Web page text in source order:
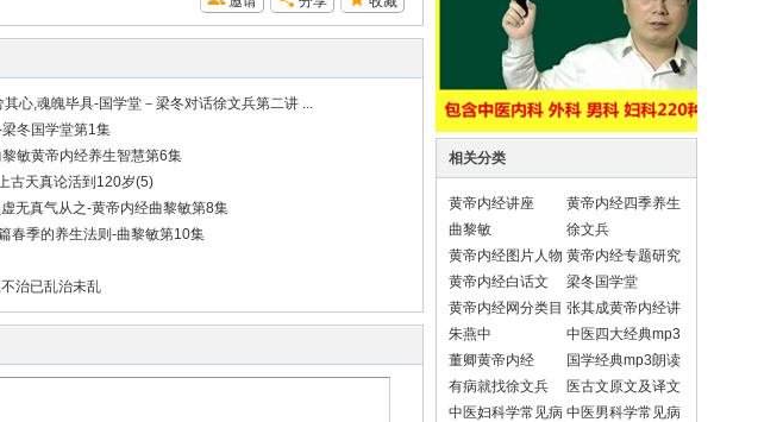
心,魂魄毕具-国学堂－梁冬对话徐文兵第二讲 ...
冬国学堂第1集
敏黄帝内经养生智慧第6集
古天真论活到120岁(5)
无真气从之-黄帝内经曲黎敏第8集
春季的养生法则-曲黎敏第10集
治已乱治未乱
相关分类
黄帝内经讲座
黄帝内经四季养生
法
曲黎敏
徐文兵
黄帝内经图片人物 黄帝内经专题研究
黄帝内经白话文
梁冬国学堂
黄帝内经网分类目
录导航
张其成黄帝内经讲
座
朱燕中
中医四大经典mp3
朗读
董卿黄帝内经
国学经典mp3朗读
有病就找徐文兵
医古文原文及译文
翻译
中医妇科学常见病 中医男科学常见病